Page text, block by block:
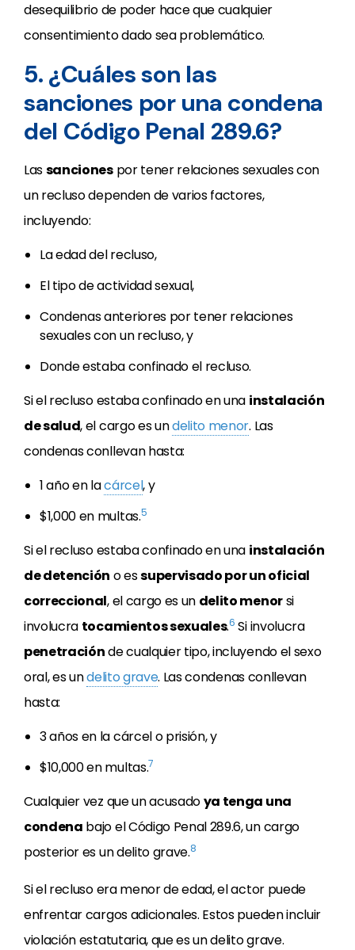
desequilibrio de poder hace que cualquier
consentimiento dado sea problemático.
5. ¿Cuáles son las
sanciones por una condena
del Código Penal 289.6?
Lassancionespor tener relaciones sexuales con
un recluso dependen de varios factores,
incluyendo:
La edad del recluso,
El tipo de actividad sexual,
Condenas anteriores por tener relaciones
sexuales con un recluso, y
Donde estaba confinado el recluso.
Si el recluso estaba confinado en una instalación
de salud, el cargo es undelito menor. Las
condenas conllevan hasta:
1 año en lacárcel, y
$1,000 en multas.5
Si el recluso estaba confinado en una instalación
de detención o essupervisado por un oficial
correccional, el cargo es un delito menorsi
involucra tocamientos sexuales.6 Si involucra
penetraciónde cualquier tipo, incluyendo el sexo
oral, es undelito grave. Las condenas conllevan
hasta:
3 años en la cárcel o prisión, y
$10,000 en multas.7
Cualquier vez que un acusadoya tenga una
condena bajo el Código Penal 289.6, un cargo
posterior es un delito grave.8
Si el recluso era menor de edad, el actor puede
enfrentar cargos adicionales. Estos pueden incluir
violación estatutaria, que es un delito grave.